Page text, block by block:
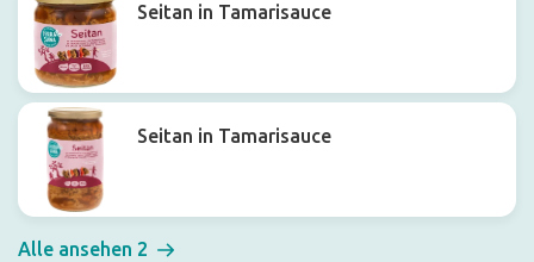
Seitan in Tamarisauce
Seitan in Tamarisauce
Alle ansehen 2